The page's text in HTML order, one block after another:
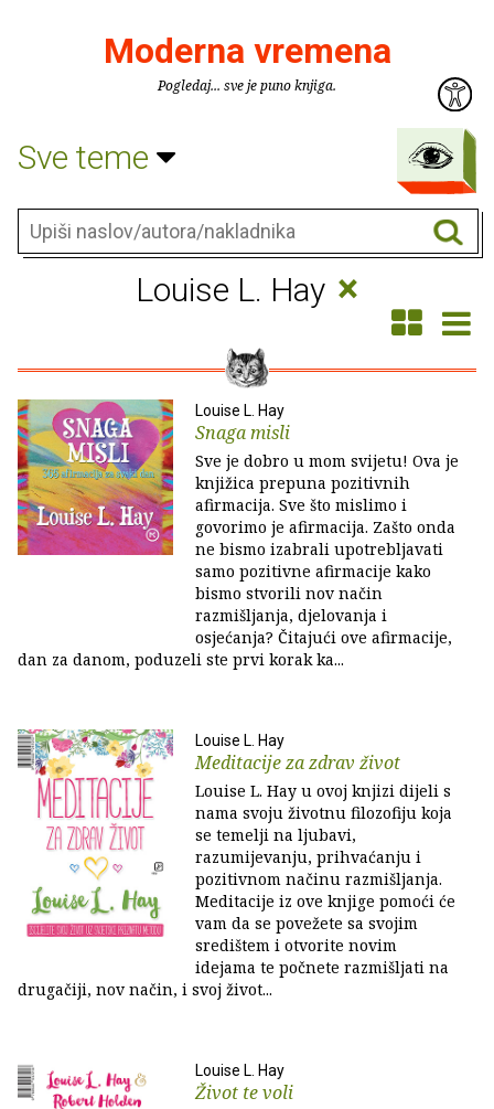
Moderna vremena
Pogledaj... sve je puno knjiga.
Sve teme
Louise L. Hay ×
Louise L. Hay
Snaga misli
Sve je dobro u mom svijetu! Ova je
knjižica prepuna pozitivnih
afirmacija. Sve što mislimo i
govorimo je afirmacija. Zašto onda
ne bismo izabrali upotrebljavati
samo pozitivne afirmacije kako
bismo stvorili nov način
razmišljanja, djelovanja i
osjećanja? Čitajući ove afirmacije,
dan za danom, poduzeli ste prvi korak ka...
Louise L. Hay
Meditacije za zdrav život
Louise L. Hay u ovoj knjizi dijeli s
nama svoju životnu filozofiju koja
se temelji na ljubavi,
razumijevanju, prihvaćanju i
pozitivnom načinu razmišljanja.
Meditacije iz ove knjige pomoći će
vam da se povežete sa svojim
središtem i otvorite novim
idejama te počnete razmišljati na
drugačiji, nov način, i svoj život...
Louise L. Hay
Život te voli